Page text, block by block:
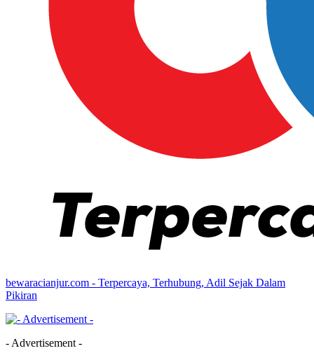
bewaracianjur.com - Terpercaya, Terhubung, Adil Sejak Dalam
Pikiran
- Advertisement -